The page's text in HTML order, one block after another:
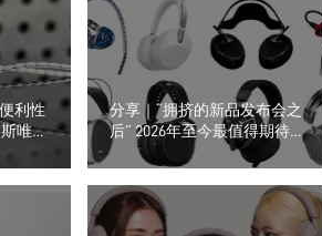
利性
唯
分享｜“拥挤的新品发布会之
后” 2026年至今最值得期待
的8款耳机产品